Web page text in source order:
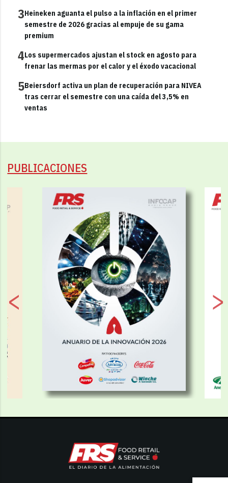
3Heineken aguanta el pulso a la inflación en el primer
semestre de 2026 gracias al empuje de su gama
premium
4Los supermercados ajustan el stock en agosto para
frenar las mermas por el calor y el éxodo vacacional
5Beiersdorf activa un plan de recuperación para NIVEA
tras cerrar el semestre con una caída del 3,5% en
ventas
PUBLICACIONES